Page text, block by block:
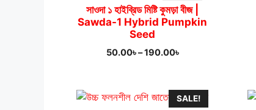
সাওদা ১ হাইব্রিড মিষ্টি কুমড়া বীজ |
Sawda-1 Hybrid Pumpkin
Seed
50.00৳–190.00৳Price
through
190.00৳
SALE!